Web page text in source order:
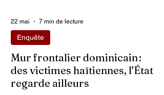
Mur frontalier dominicain :
des victimes haïtiennes, l’État
regarde ailleurs
Enquête
22 mai 7 min de lecture